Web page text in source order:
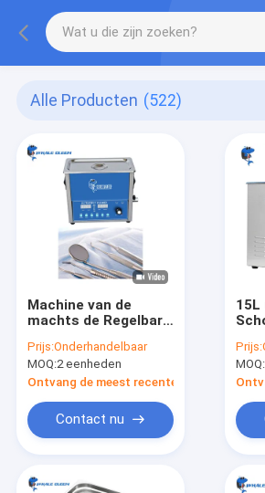
Alle Producten (522)
Machine van de
machts de Regelbare
Schonere 3.2L 4.1kg
Ultrasone
Wasmachine
Prijs:Onderhandelbaar
MOQ:2 eenheden
Ontvang de meest recente Prijs
Contact nu
Prijs:
MOQ: